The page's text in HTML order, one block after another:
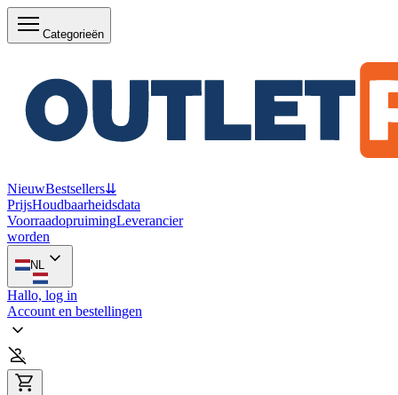
Categorieën
NieuwBestsellers⇊
PrijsHoudbaarheidsdata
VoorraadopruimingLeverancier
worden
NL
Hallo, log in
Account en bestellingen